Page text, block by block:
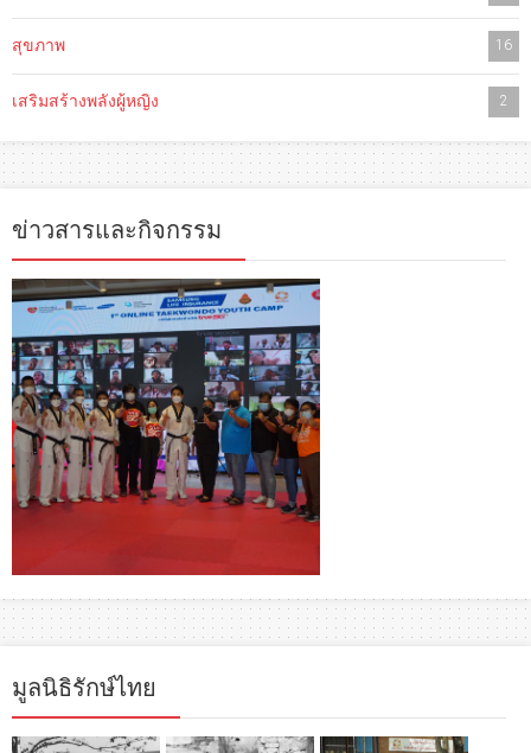
สุขภาพ 16
เสริมสร้างพลังผู้หญิง 2
ข่าวสารและกิจกรรม
มูลนิธิรักษ์ไทย